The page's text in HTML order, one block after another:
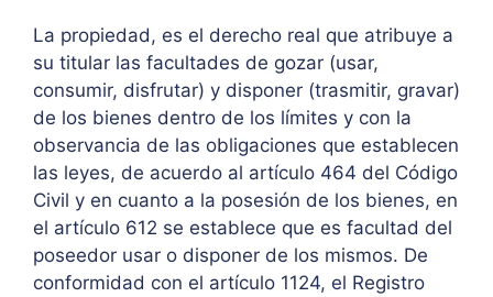
La propiedad, es el derecho real que atribuye a
su titular las facultades de gozar (usar,
consumir, disfrutar) y disponer (trasmitir, gravar)
de los bienes dentro de los límites y con la
observancia de las obligaciones que establecen
las leyes, de acuerdo al artículo 464 del Código
Civil y en cuanto a la posesión de los bienes, en
el artículo 612 se establece que es facultad del
poseedor usar o disponer de los mismos. De
conformidad con el artículo 1124, el Registro